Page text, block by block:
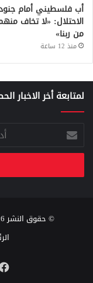
أب فلسطيني أمام
الاحتلال: «لا تخاف
من ربنا»
منذ 12 ساعة
لمتابعة أخر الاخبار
أدخل
بريدك
الإلكتروني
© حقوق النشر 2026، جميع الحقوق محفوظة |